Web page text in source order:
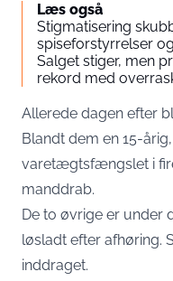
Læs også
Stigmatisering
spiseforstyrrelser
Salget stiger, men
rekord med
Allerede dagen efter
Blandt dem en 15-
varetægtsfængslet i
manddrab.
De to øvrige er under
løsladt efter afhøring.
inddraget.